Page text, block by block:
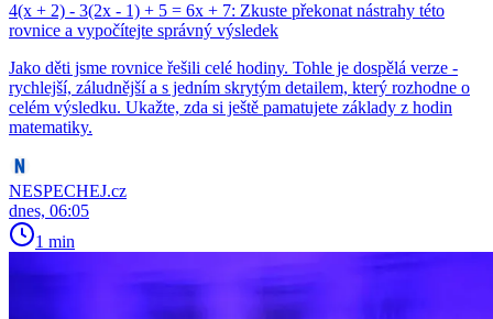
4(x + 2) - 3(2x - 1) + 5 = 6x + 7: Zkuste překonat nástrahy této
rovnice a vypočítejte správný výsledek
Jako děti jsme rovnice řešili celé hodiny. Tohle je dospělá verze -
rychlejší, záludnější a s jedním skrytým detailem, který rozhodne o
celém výsledku. Ukažte, zda si ještě pamatujete základy z hodin
matematiky.
NESPECHEJ.cz
dnes, 06:05
1 min